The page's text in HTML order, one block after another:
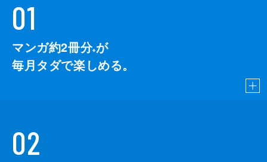
01
マンガ約2冊分※が
毎月タダで楽しめる。
02